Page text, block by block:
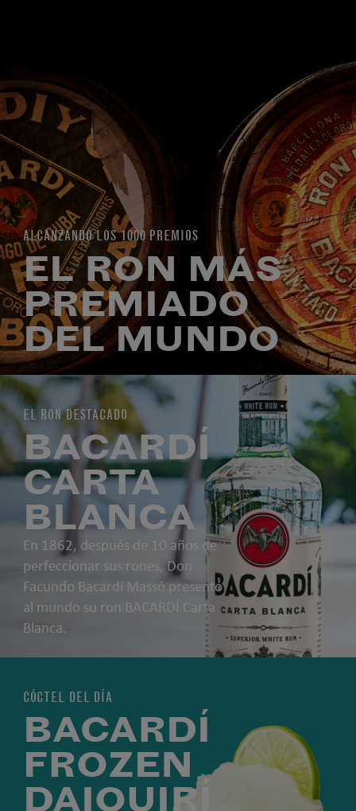
ALCANZANDO LOS 1000 PREMIOS
EL RON MÁS
PREMIADO
DEL MUNDO
EL RON DESTACADO
BACARDÍ
CARTA
BLANCA
En 1862, después de 10 años de
perfeccionar sus rones, Don
Facundo Bacardí Massó presentó
al mundo su ron BACARDÍ Carta
Blanca.
CÓCTEL DEL DÍA
BACARDÍ
FROZEN
DAIQUIRÍ